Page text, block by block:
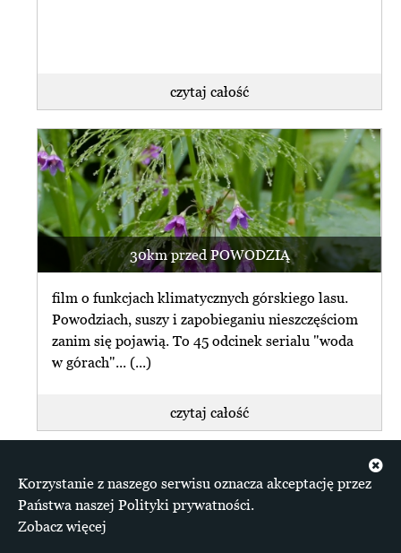
czytaj całość
30km przed POWODZIĄ
film o funkcjach klimatycznych górskiego lasu.
Powodziach, suszy i zapobieganiu nieszczęściom
zanim się pojawią. To 45 odcinek serialu "woda
w górach"... (...)
czytaj całość
Materiały zgromadzone na serwisie dostępne są na
licencji Creative Commons Uznanie autorstwa 4.0
Korzystanie z naszego serwisu oznacza akceptację przez
Państwa naszej Polityki prywatności.
Zobacz więcej